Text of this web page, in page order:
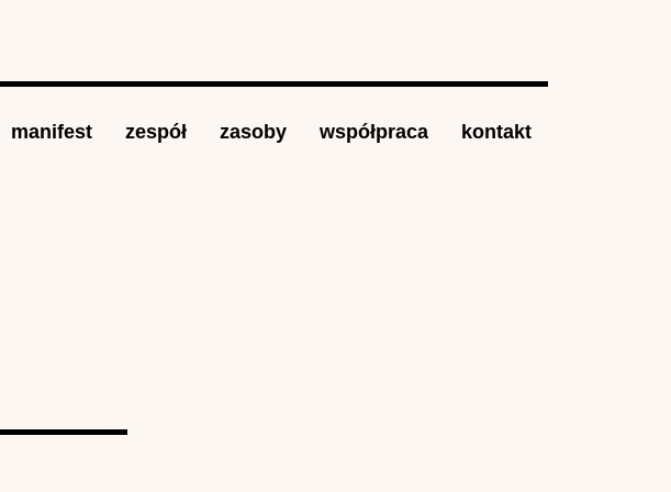
manifest zespół zasoby współpraca kontakt